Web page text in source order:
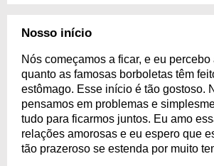
Nosso início
Nós começamos a ficar, e eu
quanto as famosas borboletas têm
estômago. Esse início é tão gostoso.
pensamos em problemas e
tudo para ficarmos juntos. Eu amo
relações amorosas e eu espero que
tão prazeroso se estenda por muito